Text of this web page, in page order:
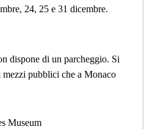
24, 25 e 31 dicembre.
dispone di un parcheggio. Si
pubblici che a Monaco
Museum